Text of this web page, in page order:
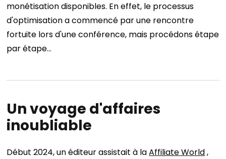
monétisation disponibles. En effet, le processus
d'optimisation a commencé par une rencontre
fortuite lors d'une conférence, mais procédons étape
par étape…
Un voyage d'affaires
inoubliable
Début 2024, un éditeur assistait à laAffiliate World,